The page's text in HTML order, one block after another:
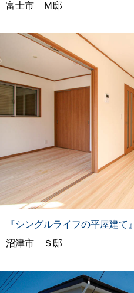
富士市 Ｍ邸
『シングルライフの平屋建て』
沼津市 Ｓ邸